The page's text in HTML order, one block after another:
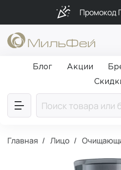
Промокод
Подарки в каждый
Бесплатная
Блог Акции
Главная Лицо